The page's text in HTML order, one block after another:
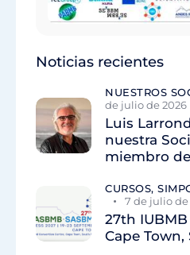
Noticias recientes
NUESTROS
de julio de 2026
Luis
nuestra
miembro
CURSOS,
7 de julio de
27th
Cape